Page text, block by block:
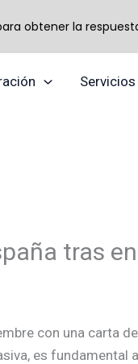
Servicios
tras
con una carta
es fundamental
TikTok
obtener la